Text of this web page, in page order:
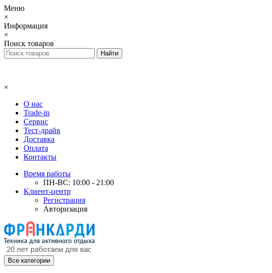
Меню
×
Информация
×
Поиск товаров
×
О нас
Trade-in
Сервис
Тест-драйв
Доставка
Оплата
Контакты
Время работы
ПН-ВС: 10:00 - 21:00
Клиент-центр
Регистрация
Авторизация
Все категории